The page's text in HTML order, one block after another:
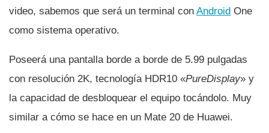
video, sabemos que será un terminal con Android One
como sistema operativo.
Poseerá una pantalla borde a borde de 5.99 pulgadas
con resolución 2K, tecnologí­a HDR10 «PureDisplay» y
la capacidad de desbloquear el equipo tocándolo. Muy
similar a cómo se hace en un Mate 20 de Huawei.